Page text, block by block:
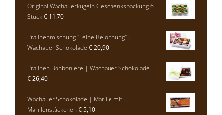
Original Wachauerkugeln Geschenkspackung 6
Stück€ 11,70
Pralinenmischung "Feine Belohnung" |
Wachauer Schokolade €20,90
Pralinen Bonboniere | Wachauer Schokolade
€26,40
Wachauer Schokolade | Marille mit
Marillenstückchen €5,10